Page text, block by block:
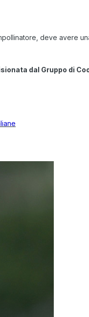
deve avere
dal Gruppo di